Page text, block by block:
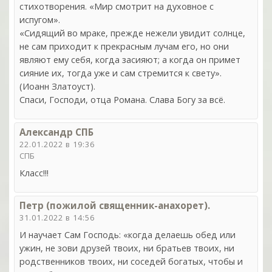
стихотворения. «Мир смотрит на духовное с
испугом».
«Сидящий во мраке, прежде нежели увидит солнце,
не сам приходит к прекрасным лучам его, но они
являют ему себя, когда засияют; а когда он примет
сияние их, тогда уже и сам стремится к свету».
(Иоанн Златоуст).
Спаси, Господи, отца Романа. Слава Богу за всё.
Александр СПБ
22.01.2022 в 19:36
СПБ
Класс!!!
Петр (пожилой священник-анахорет).
31.01.2022 в 14:56
И научает Сам Господь: «когда делаешь обед или
ужин, не зови друзей твоих, ни братьев твоих, ни
родственников твоих, ни соседей богатых, чтобы и